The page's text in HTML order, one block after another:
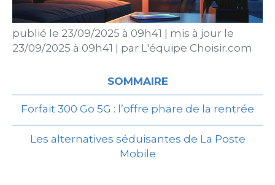
publié le 23/09/2025 à 09h41
mis à jour le
23/09/2025 à 09h41
par L'équipe Choisir.com
SOMMAIRE
Forfait 300 Go 5G : l’offre phare de la rentrée
Les alternatives séduisantes de La Poste
Mobile